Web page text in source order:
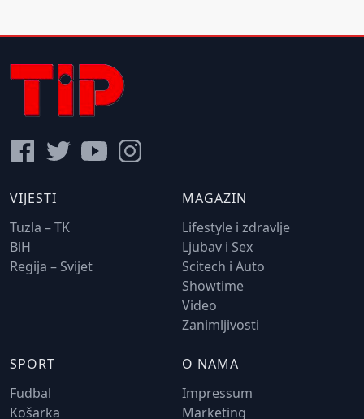
VIJESTI
Tuzla – TK
BiH
Regija – Svijet
MAGAZIN
Lifestyle i zdravlje
Ljubav i Sex
Scitech i Auto
Showtime
Video
Zanimljivosti
SPORT
Fudbal
Košarka
O NAMA
Impressum
Marketing